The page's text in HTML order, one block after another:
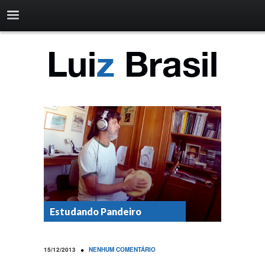
Estudando Pandeiro
15/12/2013 • NENHUM COMENTÁRIO